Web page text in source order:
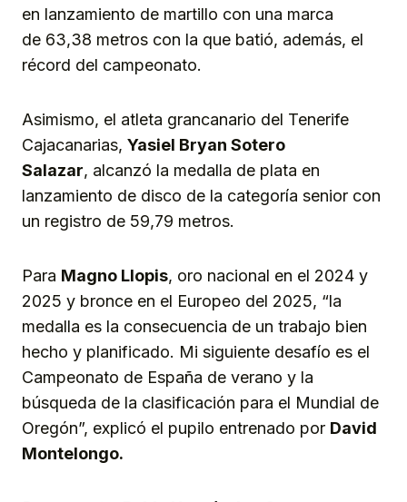
en lanzamiento de martillo con una marca
de 63,38 metros con la que batió, además, el
récord del campeonato.
Asimismo, el atleta grancanario del Tenerife
Cajacanarias, Yasiel Bryan Sotero
Salazar, alcanzó la medalla de plata en
lanzamiento de disco de la categoría senior con
un registro de 59,79 metros.
Para Magno Llopis, oro nacional en el 2024 y
2025 y bronce en el Europeo del 2025, “la
medalla es la consecuencia de un trabajo bien
hecho y planificado. Mi siguiente desafío es el
Campeonato de España de verano y la
búsqueda de la clasificación para el Mundial de
Oregón”, explicó el pupilo entrenado por David
Montelongo.